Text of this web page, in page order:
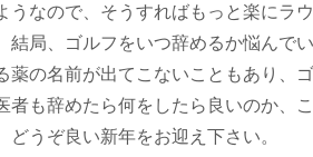
うなので、そうすればもっと楽にラ
結局、ゴルフをいつ辞めるか悩んで
薬の名前が出てこないこともあり、
者も辞めたら何をしたら良いのか、
どうぞ良い新年をお迎え下さい。